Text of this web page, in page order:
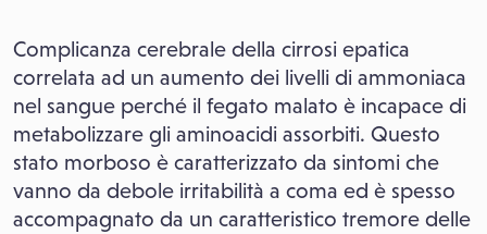
Complicanza cerebrale della cirrosi epatica
correlata ad un aumento dei livelli di ammoniaca
nel sangue perché il fegato malato è incapace di
metabolizzare gli aminoacidi assorbiti. Questo
stato morboso è caratterizzato da sintomi che
vanno da debole irritabilità a coma ed è spesso
accompagnato da un caratteristico tremore delle